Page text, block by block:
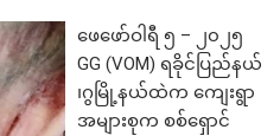
ဖေဖော်ဝါရီ ၅ – ၂၀၂၅
GG (VOM) ရခိုင်ပြည်နယ်
၊ဂွမြို့နယ်ထဲက ကျေးရွာ
အများစုက စစ်ရှောင်